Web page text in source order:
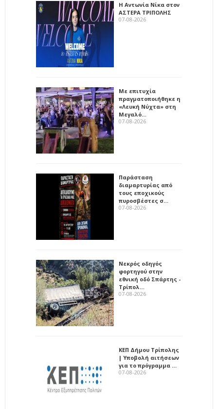
Η Αντωνία Νίκα στον
ΑΣΤΕΡΑ ΤΡΙΠΟΛΗΣ
07-08-2026
Με επιτυχία
πραγματοποιήθηκε η
«Λευκή Νύχτα» στη
Μεγαλό…
07-08-2026
Παράσταση
διαμαρτυρίας από
τους εποχικούς
πυροσβέστες σ…
07-08-2026
Νεκρός οδηγός
φορτηγού στην
εθνική οδό Σπάρτης -
Τρίπολ…
07-08-2026
ΚΕΠ Δήμου Τρίπολης
| Υποβολή αιτήσεων
για το πρόγραμμα …
07-08-2026